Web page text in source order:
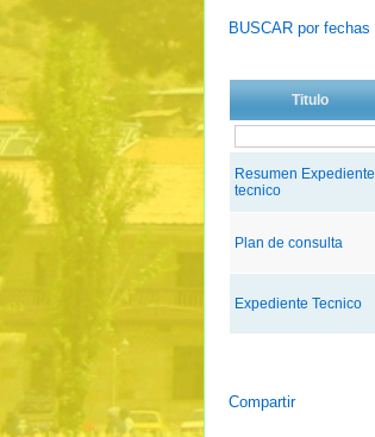
BUSCAR por fechas
Titulo
Resumen Expediente
tecnico
Plan de consulta
Expediente Tecnico
Compartir